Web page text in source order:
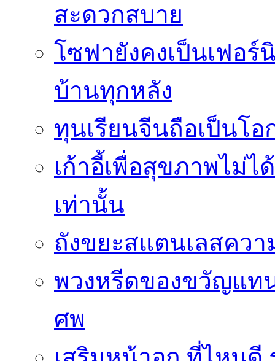
สะดวกสบาย
โซฟายังคงเป็นเฟอร์
บ้านทุกหลัง
ทุนเรียนจีนถือเป็นโ
เก้าอี้เพื่อสุขภาพไม่
เท่านั้น
ถังขยะสแตนเลสคว
พวงหรีดของขวัญแท
ศพ